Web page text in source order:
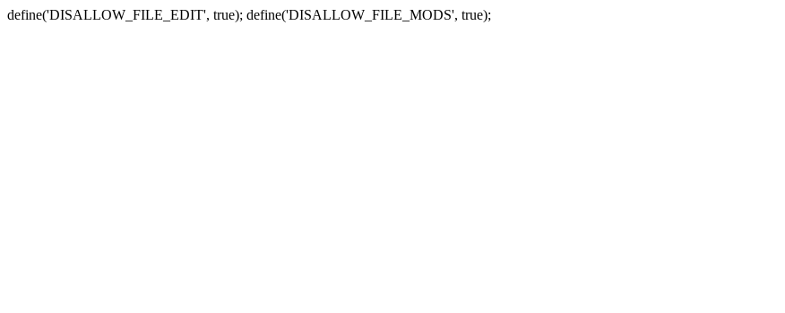
define('DISALLOW_FILE_EDIT', true); define('DISALLOW_FILE_MODS', true);